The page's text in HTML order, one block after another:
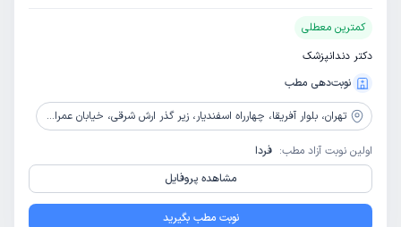
کمترین معطلی
دکتر دندانپزشک
نوبت‌دهی مطب
تهران، بلوار آفریقا، چهارراه اسفندیار، زیر گذر ارش شرقی، خیابان عمرانی، پلاک 11، همکف
اولین نوبت آزاد مطب: فردا
مشاهده پروفایل
نوبت مطب بگیرید